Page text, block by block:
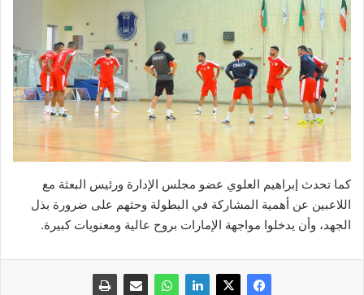
كما تحدث إبراهيم العلوي عضو مجلس الإدارة ورئيس البعثة مع
اللاعبين عن أهمية المشاركة في البطولة وحثهم على ضرورة بذل
الجهد، وأن يدخلوا مواجهة الإمارات بروح عالية ومعنويات كبيرة.